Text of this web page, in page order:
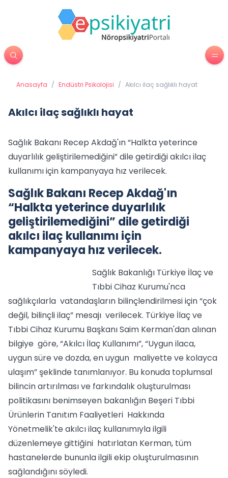
Anasayfa / Endüstri Psikolojisi / Akılcı ilaç sağlıklı hayat
Akılcı ilaç sağlıklı hayat
Sağlık Bakanı Recep Akdağ'ın “Halkta yeterince
duyarlılık geliştirilemediğini” dile getirdiği akılcı ilaç
kullanımı için kampanyaya hız verilecek.
Sağlık Bakanı Recep Akdağ'ın
“Halkta yeterince duyarlılık
geliştirilemediğini” dile getirdiği
akılcı ilaç kullanımı için
kampanyaya hız verilecek.
Sağlık Bakanlığı Türkiye İlaç ve
Tıbbi Cihaz Kurumu'nca
sağlıkçılarla vatandaşların bilinçlendirilmesi için “çok
değil, bilinçli ilaç” mesajı verilecek. Türkiye İlaç ve
Tıbbi Cihaz Kurumu Başkanı Saim Kerman'dan alınan
bilgiye göre, “Akılcı İlaç Kullanımı”, “Uygun ilaca,
uygun süre ve dozda, en uygun maliyette ve kolayca
ulaşım” şeklinde tanımlanıyor. Bu konuda toplumsal
bilincin artırılması ve farkındalık oluşturulması
politikasını benimseyen bakanlığın Beşeri Tıbbi
Ürünlerin Tanıtım Faaliyetleri Hakkında
Yönetmelik'te akılcı ilaç kullanımıyla ilgili
düzenlemeye gittiğini hatırlatan Kerman, tüm
hastanelerde bununla ilgili ekip oluşturulmasının
sağlandığını söyledi.